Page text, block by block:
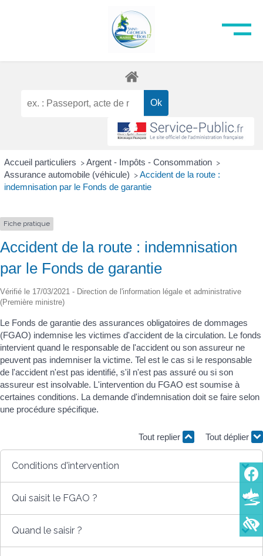
Accueil particuliers > Argent - Impôts - Consommation >
Assurance automobile (véhicule) > Accident de la route :
indemnisation par le Fonds de garantie
Fiche pratique
Accident de la route : indemnisation
par le Fonds de garantie
Vérifié le 17/03/2021 - Direction de l'information légale et administrative
(Première ministre)
Le Fonds de garantie des assurances obligatoires de dommages
(FGAO) indemnise les victimes d'accident de la circulation. Le fonds
intervient quand le responsable de l'accident ou son assureur ne
peuvent pas indemniser la victime. Tel est le cas si le responsable
de l'accident n'est pas identifié, s'il n'est pas assuré ou si son
assureur est insolvable. L'intervention du FGAO est soumise à
certaines conditions. La demande d'indemnisation doit se faire selon
une procédure spécifique.
Tout replier Tout déplier
Conditions d'intervention
Qui saisit le FGAO ?
Quand le saisir ?